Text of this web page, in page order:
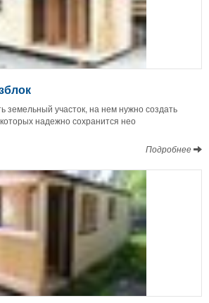
земельный участок, на нем нужно создать
надежно сохранится нео
Подробнее